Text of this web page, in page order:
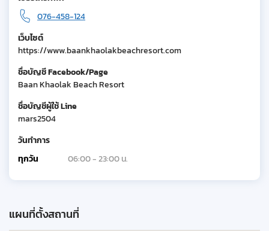
076-458-124
เว็บไซต์
https://www.baankhaolakbeachresort.com
ชื่อบัญชี Facebook/Page
Baan Khaolak Beach Resort
ชื่อบัญชีผู้ใช้ Line
mars2504
วันทำการ
ทุกวัน
06:00 - 23:00 น.
แผนที่ตั้งสถานที่